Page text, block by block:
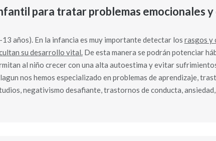
para tratar problemas emocionales
13 años). En la infancia es muy importante detectar los rasgos y
su desarrollo vital.De esta manera se podrán potenciar
al niño crecer con una alta autoestima y evitar
nos hemos especializado en problemas de aprendizaje,
negativismo desafiante, trastornos de conducta,